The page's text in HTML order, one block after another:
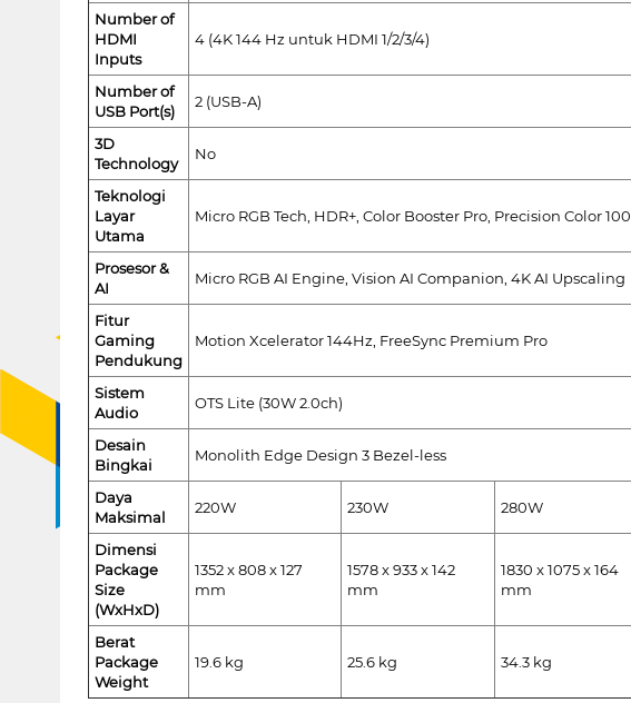
Number of
HDMI
Inputs
4 (4K 144 Hz untuk HDMI 1/2/3/4)
Number of
USB Port(s)
2 (USB-A)
3D
Technology
No
Teknologi
Layar
Utama
Micro RGB Tech, HDR+, Color Booster Pro, Precision Color 100
Prosesor &
AI
Micro RGB AI Engine, Vision AI Companion, 4K AI Upscaling
Fitur
Gaming
Pendukung
Motion Xcelerator 144Hz, FreeSync Premium Pro
Sistem
Audio
OTS Lite (30W 2.0ch)
Desain
Bingkai
Monolith Edge Design 3 Bezel-less
Daya
Maksimal
220W 230W 280W
Dimensi
Package
Size
(WxHxD)
1352 x 808 x 127
mm
1578 x 933 x 142
mm
1830 x 1075 x 164
mm
Berat
Package
Weight
19.6 kg 25.6 kg 34.3 kg